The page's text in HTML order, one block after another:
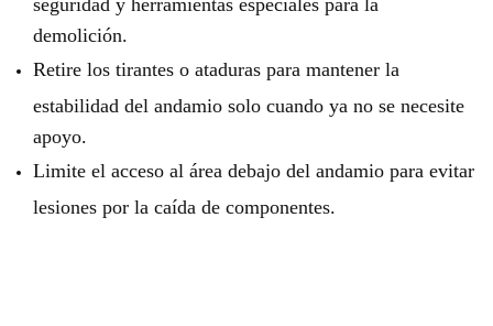
demolición.
Retire los tirantes o ataduras para mantener la
estabilidad del andamio solo cuando ya no se necesite
apoyo.
Limite el acceso al área debajo del andamio para evitar
lesiones por la caída de componentes.